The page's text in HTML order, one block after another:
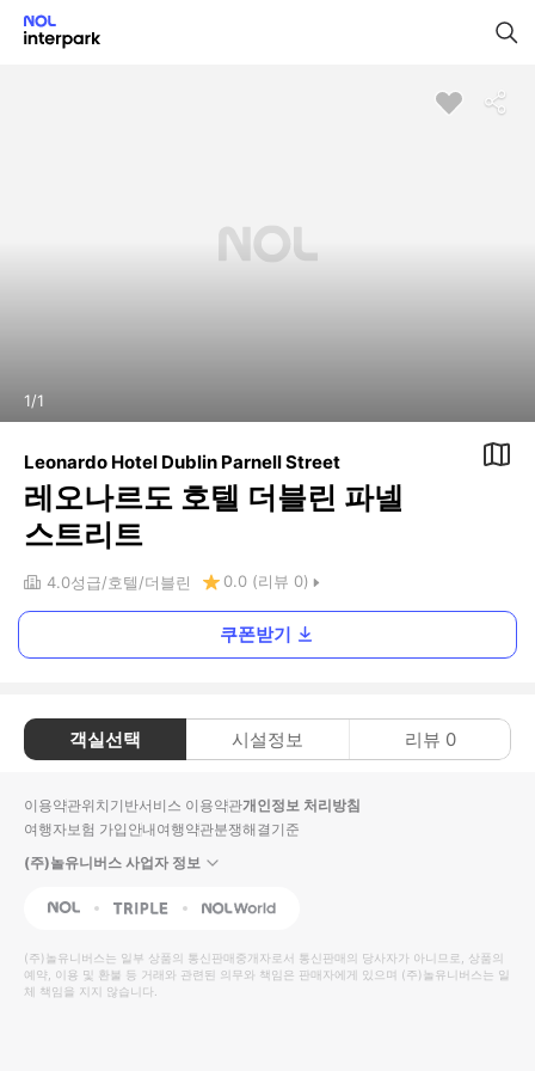
1/1
Leonardo Hotel Dublin Parnell Street
레오나르도 호텔 더블린 파넬
스트리트
4.0성급 호텔 더블린 0.0 (리뷰 0)
쿠폰받기
객실선택 시설정보 리뷰 0
이용약관위치기반서비스 이용약관개인정보 처리방침
여행자보험 가입안내여행약관분쟁해결기준
(주)놀유니버스 사업자 정보
NOL Triple Interpark Global
(주)놀유니버스는 일부 상품의 통신판매중개자로서 통신판매의 당사자가 아니므로, 상품의
예약, 이용 및 환불 등 거래와 관련된 의무와 책임은 판매자에게 있으며 (주)놀유니버스는 일
체 책임을 지지 않습니다.